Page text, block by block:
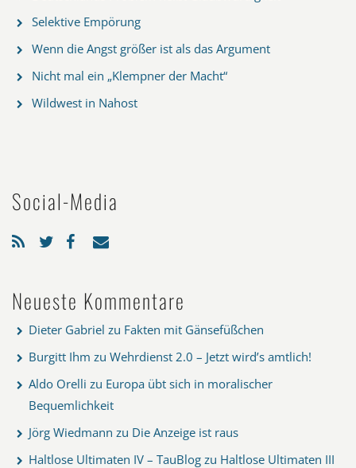
Selektive Empörung
Wenn die Angst größer ist als das Argument
Nicht mal ein „Klempner der Macht“
Wildwest in Nahost
Social-Media
Neueste Kommentare
Dieter Gabriel zu Fakten mit Gänsefüßchen
Burgitt Ihm zu Wehrdienst 2.0 – Jetzt wird’s amtlich!
Aldo Orelli zu Europa übt sich in moralischer
Bequemlichkeit
Jörg Wiedmann zu Die Anzeige ist raus
Haltlose Ultimaten IV – TauBlog zu Haltlose Ultimaten III